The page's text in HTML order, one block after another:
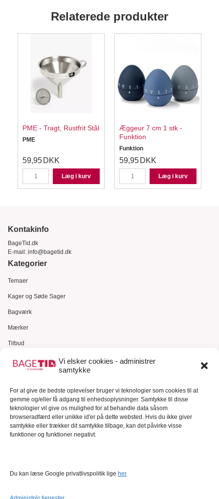
Vi elsker cookies - administrer
samtykke
For at give de bedste oplevelser bruger vi teknologier som cookies til at
gemme og/eller få adgang til enhedsoplysninger. Samtykke til disse
teknologier vil give os mulighed for at behandle data såsom
browseradfærd eller unikke id'er på dette websted. Hvis du ikke giver
samtykke eller trækker dit samtykke tilbage, kan det påvirke visse
funktioner og funktioner negativt.
Du kan læse Google privatlivspolitik lige her
Relaterede produkter
PME - Tragt, Rustfrit Stål
PME
59,95 DKK
Læg i kurv
Æggeur 7 cm 1 stk -
Funktion
Funktion
59,95 DKK
Læg i kurv
Kontakinfo
BageTid.dk
E-mail: info@bagetid.dk
Kategorier
Temaer
Kager og Søde Sager
Bagværk
Mærker
Tilbud
Gavekort
Kundeservice
Kundeservice
FAQ – Ofte stillede spørgsmål
Om Bagetid.dk
Se Fødevarestyrelsens smiley-rapporter